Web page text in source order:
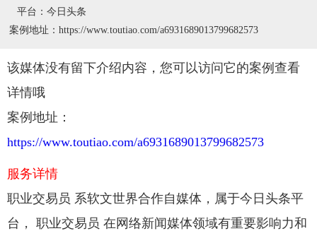
平台：今日头条
案例地址：https://www.toutiao.com/a6931689013799682573
该媒体没有留下介绍内容，您可以访问它的案例查看
详情哦
案例地址：
https://www.toutiao.com/a6931689013799682573
服务详情
职业交易员 系软文世界合作自媒体，属于今日头条平
台， 职业交易员 在网络新闻媒体领域有重要影响力和